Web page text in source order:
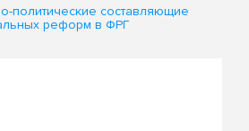
политические составляющие
реформ в ФРГ